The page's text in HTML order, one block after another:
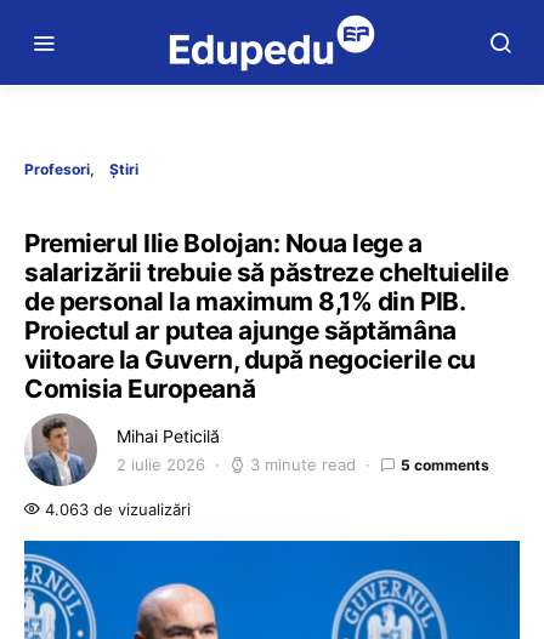
Profesori Știri
Premierul Ilie Bolojan: Noua lege a
salarizării trebuie să păstreze cheltuielile
de personal la maximum 8,1% din PIB.
Proiectul ar putea ajunge săptămâna
viitoare la Guvern, după negocierile cu
Comisia Europeană
Mihai Peticilă
2 iulie 2026 3 minute read 5 comments
4.063 de vizualizări